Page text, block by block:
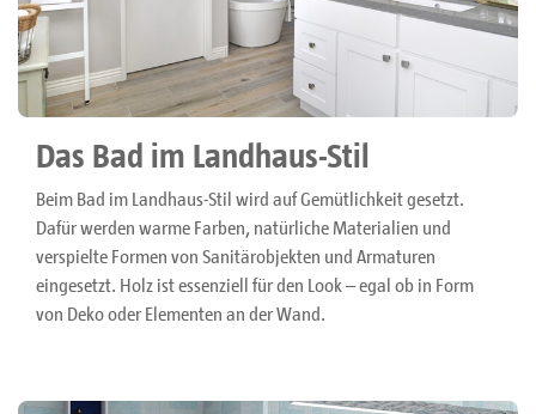
Das Bad im Landhaus-Stil
Beim Bad im Landhaus-Stil wird auf Gemütlichkeit gesetzt.
Dafür werden warme Farben, natürliche Materialien und
verspielte Formen von Sanitärobjekten und Armaturen
eingesetzt. Holz ist essenziell für den Look – egal ob in Form
von Deko oder Elementen an der Wand.